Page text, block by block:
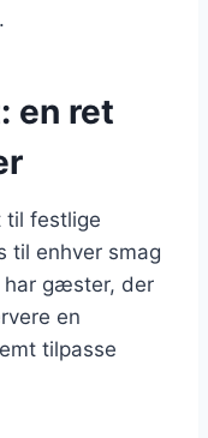
en ret
til festlige
til enhver smag
har gæster, der
en
tilpasse